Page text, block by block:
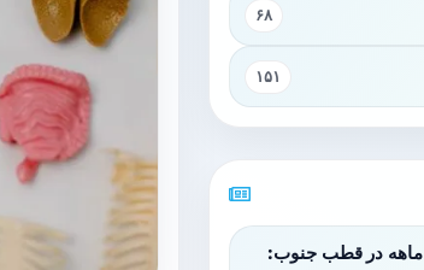
۶۸
۱۵۱
آزمایش ۱۰ ماهه در قطب جنوب: